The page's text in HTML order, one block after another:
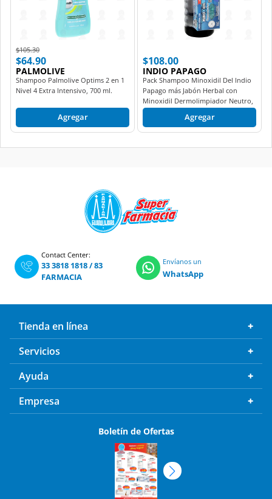
Price reduced from
$105.30to
$64.90
PALMOLIVE
Shampoo Palmolive Optims 2 en 1
Nivel 4 Extra Intensivo, 700 ml.
Agregar
$108.00
INDIO PAPAGO
Pack Shampoo Minoxidil Del Indio
Papago más Jabón Herbal con
Minoxidil Dermolimpiador Neutro,
2 pzas.
Agregar
Contact Center:
33 3818 1818/83
FARMACIA
Envíanos un
WhatsApp
Tienda en línea
Servicios
Ayuda
Empresa
Boletín de Ofertas